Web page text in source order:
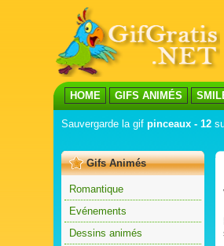
HOME GIFS ANIMÉS
Sauvergarde la gif pinceaux - 12
Gifs Animés
Romantique
Evénements
Dessins animés